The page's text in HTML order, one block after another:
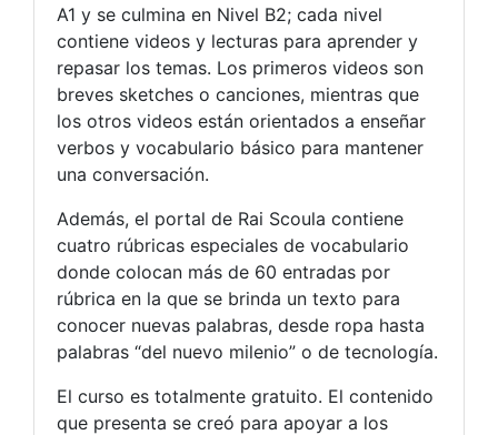
A1 y se culmina en Nivel B2; cada nivel
contiene videos y lecturas para aprender y
repasar los temas. Los primeros videos son
breves sketches o canciones, mientras que
los otros videos están orientados a enseñar
verbos y vocabulario básico para mantener
una conversación.
Además, el portal de Rai Scoula contiene
cuatro rúbricas especiales de vocabulario
donde colocan más de 60 entradas por
rúbrica en la que se brinda un texto para
conocer nuevas palabras, desde ropa hasta
palabras “del nuevo milenio” o de tecnología.
El curso es totalmente gratuito. El contenido
que presenta se creó para apoyar a los